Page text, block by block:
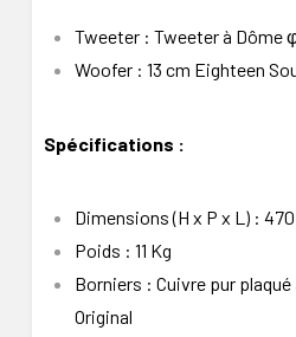
Tweeter : Tweeter à Dôme
Woofer : 13 cm Eighteen
Spécifications :
Dimensions (H x P x L) :
Poids : 11 Kg
Borniers : Cuivre pur
Original